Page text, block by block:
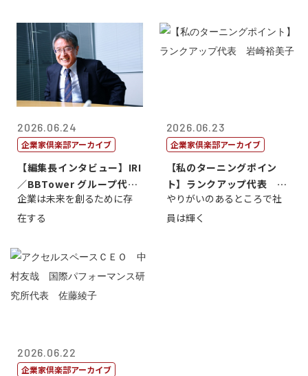
2026.06.24
企業家倶楽部アーカイブ
【編集長インタビュー】IRI
／BBTower グループ代表
藤...
企業は未来を創るために存
在する
2026.06.23
企業家倶楽部アーカイブ
【私のターニングポイン
ト】ランクアップ代表 岩
崎裕美子
やりがいのあるところで社
員は輝く
2026.06.22
企業家倶楽部アーカイブ